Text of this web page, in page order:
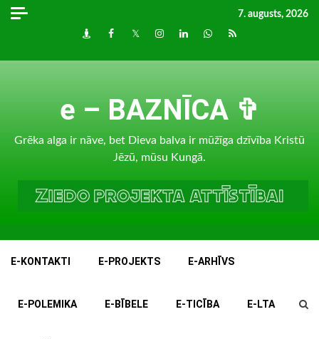
Skip
7. augusts, 2026
DraugiemFacebook
TwitterInstagram
LinkedInwhatsapp
RSS
e – BAZNĪCA ✞
Grēka alga ir nāve, bet Dieva balva ir mūžīga dzīvība Kristū
Jēzū, mūsu Kungā.
E-KONTAKTI E-PROJEKTS E-ARHĪVS
E-POLEMIKA E-BĪBELE E-TICĪBA E-LTA